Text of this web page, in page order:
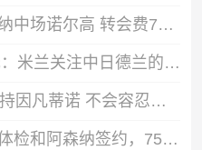
官方：埃弗顿签下阿森纳中场诺尔高 转会费700万镑签约2年
身价1500万欧！莫雷托：米兰关注中日德兰的智利前锋奥索里奥
FIFA官方：仍将全力支持因凡蒂诺 不会容忍外界对FIFA诚信的攻击
记者：吉马良斯已通过体检和阿森纳签约，7500万镑分期3年支付